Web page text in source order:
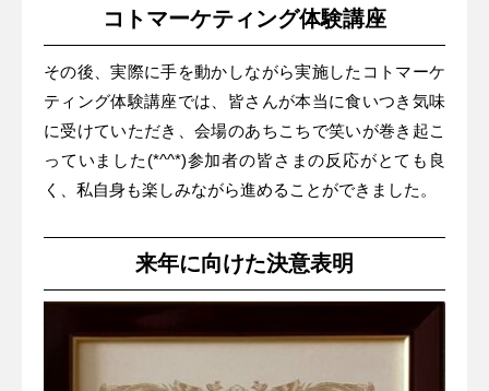
コトマーケティング体験講座
その後、実際に手を動かしながら実施したコトマーケ
ティング体験講座では、皆さんが本当に食いつき気味
に受けていただき、会場のあちこちで笑いが巻き起こ
っていました(*^^*)参加者の皆さまの反応がとても良
く、私自身も楽しみながら進めることができました。
来年に向けた決意表明